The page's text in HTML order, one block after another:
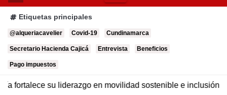
Etiquetas principales
@alqueriacavelier Covid-19 Cundinamarca
Secretario Hacienda Cajicá Entrevista Beneficios
Pago impuestos
movilidad sostenible e inclusión. Chía fortalece la